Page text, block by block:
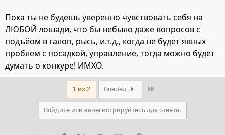
Пока ты не будешь уверенно чувствовать себя на
ЛЮБОЙ лошади, что бы небыло даже вопросов с
подъёом в галоп, рысь, и.т.д., когда не будет явных
проблем с посадкой, управление, тогда можно будет
думать о конкуре! ИМХО.
1 из 2 Вперёд
Войдите или зарегистрируйтесь для ответа.